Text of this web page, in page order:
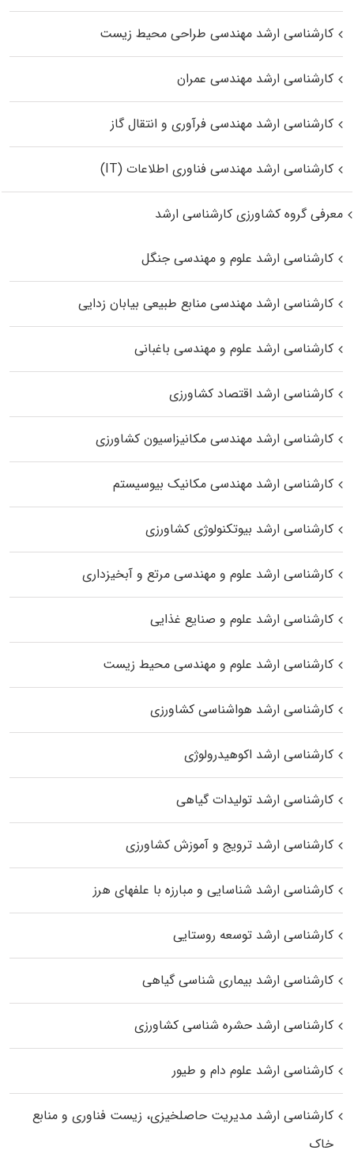
کارشناسی ارشد مهندسی طراحی محیط زیست
کارشناسی ارشد مهندسی عمران
کارشناسی ارشد مهندسی فرآوری و انتقال گاز
کارشناسی ارشد مهندسی فناوری اطلاعات (IT)
معرفی گروه کشاورزی کارشناسی ارشد
کارشناسی ارشد علوم و مهندسی جنگل
کارشناسی ارشد مهندسی منابع طبیعی بیابان زدایی
کارشناسی ارشد علوم و مهندسی باغبانی
کارشناسی ارشد اقتصاد کشاورزی
کارشناسی ارشد مهندسی مکانیزاسیون کشاورزی
کارشناسی ارشد مهندسی مکانیک بیوسیستم
کارشناسی ارشد بیوتکنولوژی کشاورزی
کارشناسی ارشد علوم و مهندسی مرتع و آبخیزداری
کارشناسی ارشد علوم و صنایع غذایی
کارشناسی ارشد علوم و مهندسی محیط زیست
کارشناسی ارشد هواشناسی کشاورزی
کارشناسی ارشد اکوهیدرولوژی
کارشناسی ارشد تولیدات گیاهی
کارشناسی ارشد ترویج و آموزش کشاورزی
کارشناسی ارشد شناسایی و مبارزه با علفهای هرز
کارشناسی ارشد توسعه روستایی
کارشناسی ارشد بیماری‌ شناسی گیاهی
کارشناسی ارشد حشره‌ شناسی کشاورزی
کارشناسی ارشد علوم دام و طیور
کارشناسی ارشد مدیریت حاصلخیزی، زیست فناوری و منابع
خاک